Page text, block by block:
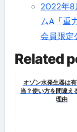
2022年8
ムA「重
会員限定
Related
オゾン水発生器は
当？使い方を間違え
理由